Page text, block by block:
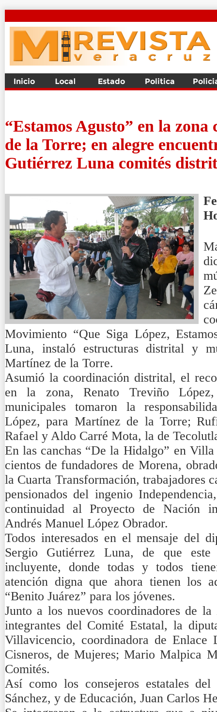
“Estamos Agusto” en la
de la Torre; en alegre
Gutiérrez Luna comités
Movimiento “Que Siga López,
Luna, instaló estructuras distrital y
Martínez de la Torre.
Asumió la coordinación distrital, el
en la zona, Renato Treviño
municipales tomaron la
López, para Martínez de la Torre;
Rafael y Aldo Carré Mota, la de
En las canchas “De la Hidalgo” en
cientos de fundadores de Morena,
la Cuarta Transformación, trabajadores
pensionados del ingenio
continuidad al Proyecto de Nación
Andrés Manuel López Obrador.
Todos interesados en el mensaje del
Sergio Gutiérrez Luna, de que
incluyente, donde todas y todos
atención digna que ahora tienen los
“Benito Juárez” para los jóvenes.
Junto a los nuevos coordinadores de
integrantes del Comité Estatal, la
Villavicencio, coordinadora de Enlace
Cisneros, de Mujeres; Mario Malpica
Comités.
Así como los consejeros estatales
Sánchez, y de Educación, Juan Carlos